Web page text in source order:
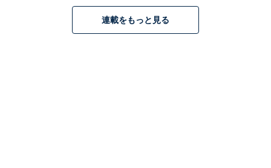
しすぎるビジュアル最強の一家といえます。
連載をもっと見る